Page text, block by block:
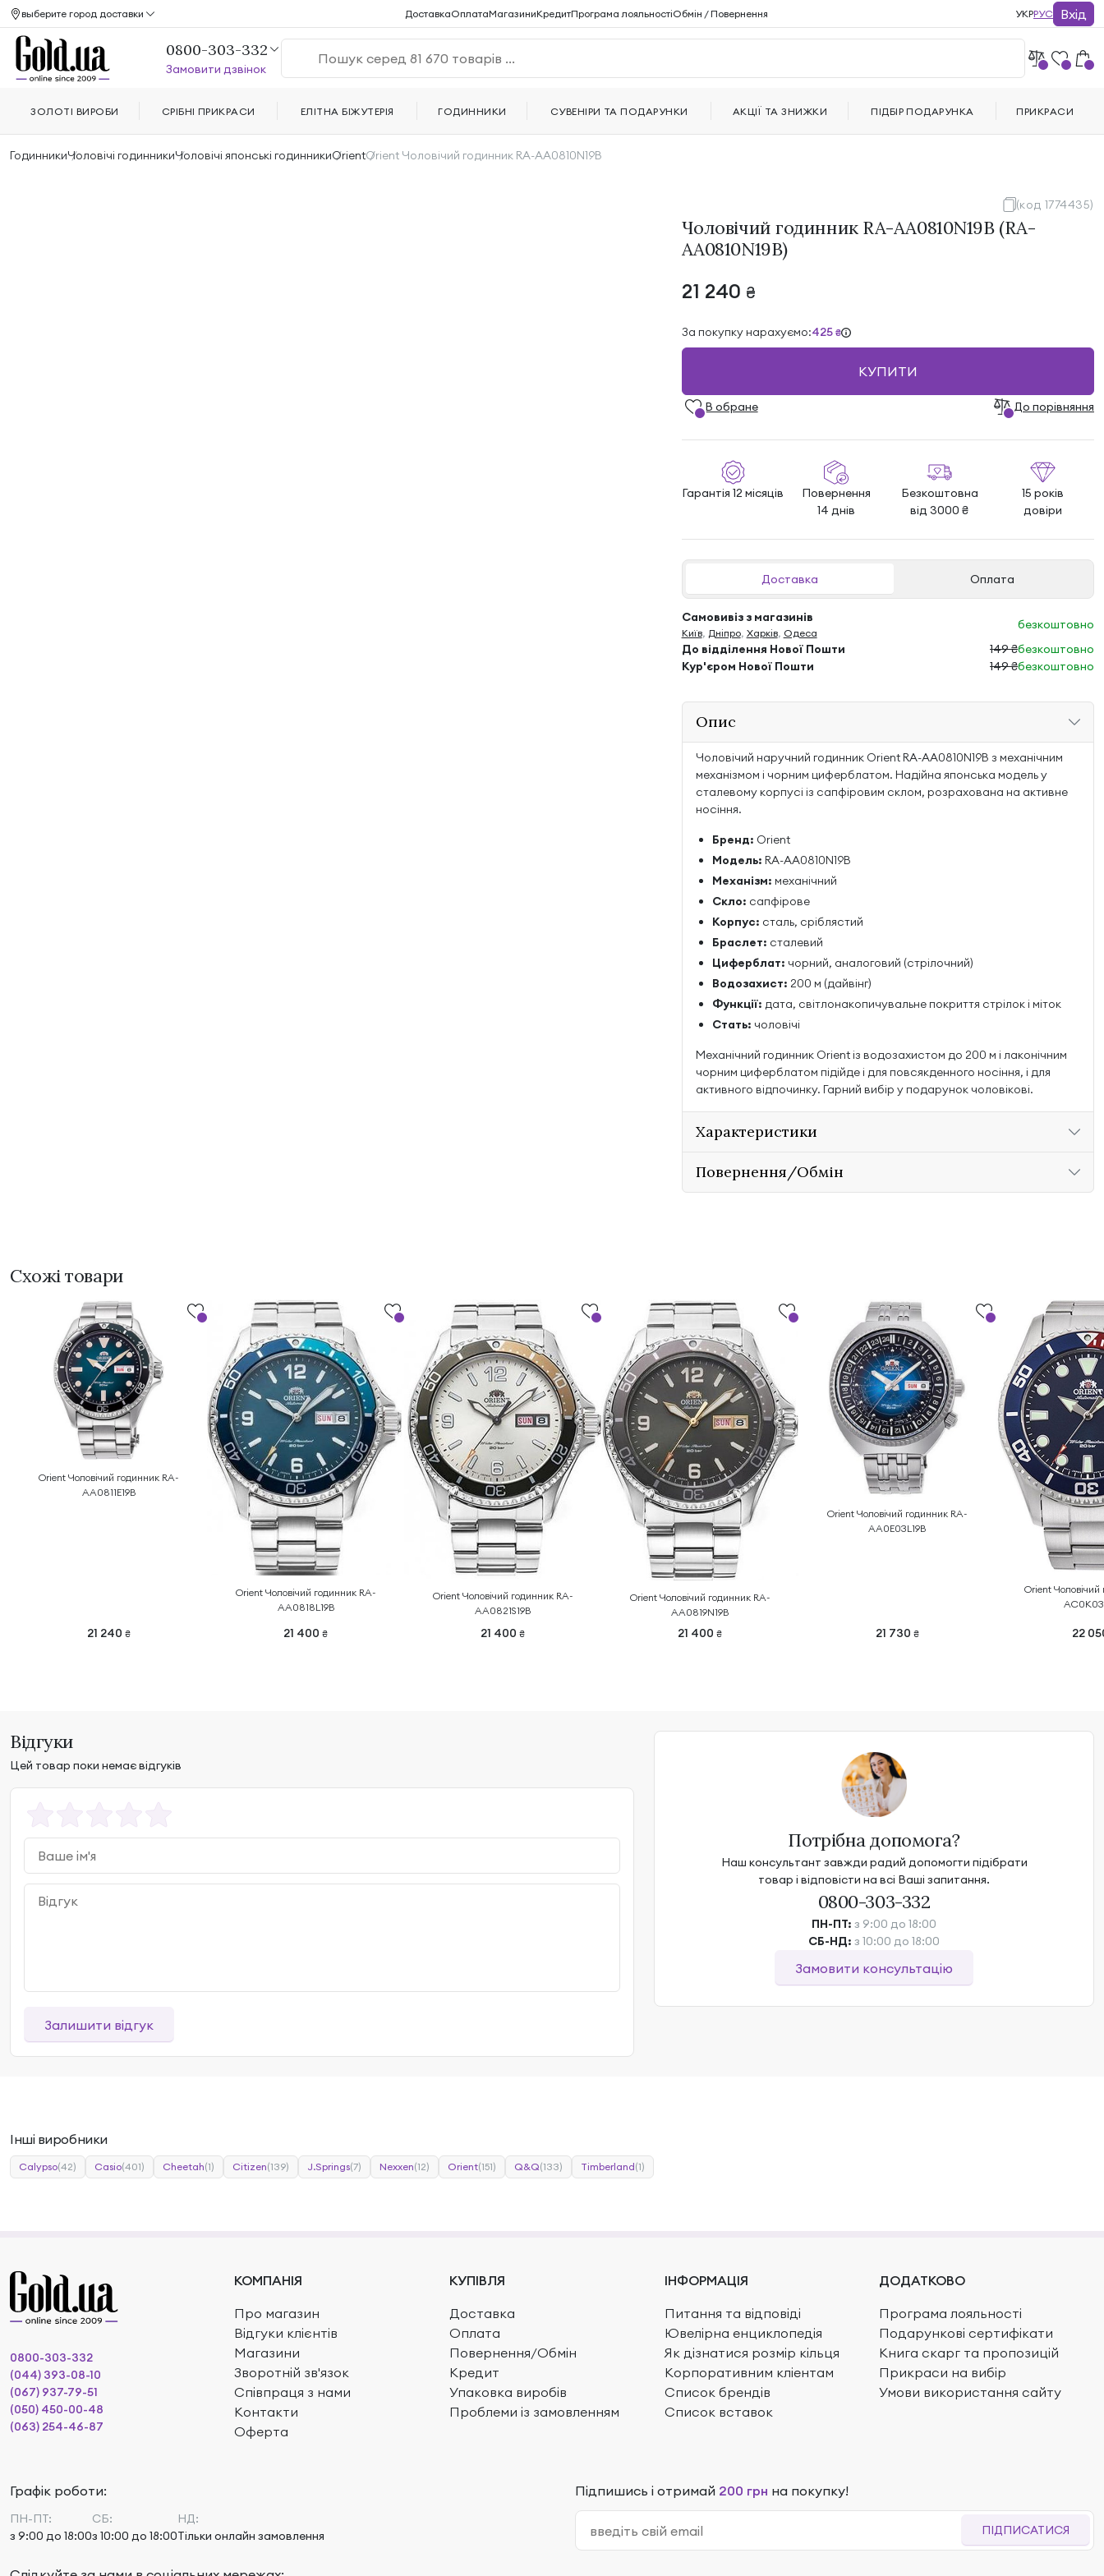
ГодинникиЧоловічі годинникиЧоловічі японські годинникиOrientOrient Чоловічий годинник RA-AA0810N19B
(код 1774435)
Чоловічий годинник RA-AA0810N19B (RA-
AA0810N19B)
21 240 ₴
За покупку нарахуємо:425 ₴
КУПИТИ
В обране До порівняння
Гарантія 12 місяців
Повернення
14 днів
Безкоштовна
від 3000 ₴
15 років
довіри
Доставка Оплата
Самовивіз з магазинів
Київ, Дніпро, Харків, Одеса
безкоштовно
До відділення Нової Пошти
149 ₴безкоштовно
Кур'єром Нової Пошти
149 ₴безкоштовно
Опис
Чоловічий наручний годинник Orient RA-AA0810N19B з механічним
механізмом і чорним циферблатом. Надійна японська модель у
сталевому корпусі із сапфіровим склом, розрахована на активне
носіння.
Бренд: Orient
Модель: RA-AA0810N19B
Механізм: механічний
Скло: сапфірове
Корпус: сталь, сріблястий
Браслет: сталевий
Циферблат: чорний, аналоговий (стрілочний)
Водозахист: 200 м (дайвінг)
Функції: дата, світлонакопичувальне покриття стрілок і міток
Стать: чоловічі
Механічний годинник Orient із водозахистом до 200 м і лаконічним
чорним циферблатом підійде і для повсякденного носіння, і для
активного відпочинку. Гарний вибір у подарунок чоловікові.
Характеристики
Повернення/Обмін
Схожі товари
Orient Чоловічий годинник RA-
AA0811E19B
21 240 ₴
Orient Чоловічий годинник RA-
AA0818L19B
21 400 ₴
Orient Чоловічий годинник RA-
AA0821S19B
21 400 ₴
Orient Чоловічий годинник RA-
AA0819N19B
21 400 ₴
Orient Чоловічий годинник RA-
AA0E03L19B
21 730 ₴
Orient Чоловічий
22
Відгуки
Цей товар поки немає відгуків
Залишити відгук
Потрібна допомога?
Наш консультант завжди радий допомогти підібрати
товар і відповісти на всі Ваші запитання.
0800-303-332
ПН-ПТ: з 9:00 до 18:00
СБ-НД: з 10:00 до 18:00
Замовити консультацію
Інші виробники
Calypso(42) Casio(401) Cheetah(1) Citizen(139) J.Springs(7) Nexxen(12) Orient(151) Q&Q(133) Timberland(1)
выберите город доставки ДоставкаОплатаМагазиниКредитПрограма лояльностіОбмін / Повернення УКРРУС Вхід
0800-303-332
Замовити дзвінок
ЗОЛОТІ ВИРОБИ СРІБНІ ПРИКРАСИ ЕЛІТНА БІЖУТЕРІЯ ГОДИННИКИ СУВЕНІРИ ТА ПОДАРУНКИ АКЦІЇ ТА ЗНИЖКИ ПІДБІР ПОДАРУНКА ПРИКРАСИ
КОМПАНІЯ
Про магазин
Відгуки клієнтів
Магазини
Зворотній зв'язок
Співпраця з нами
Контакти
Оферта
КУПІВЛЯ
Доставка
Оплата
Повернення/Обмін
Кредит
Упаковка виробів
Проблеми із замовленням
ІНФОРМАЦІЯ
Питання та відповіді
Ювелірна енциклопедія
Як дізнатися розмір кільця
Корпоративним кліентам
Список брендів
Список вставок
ДОДАТКОВО
Програма лояльності
Подарункові сертифікати
Книга скарг та пропозицій
Прикраси на вибір
Умови використання сайту
0800-303-332
(044) 393-08-10
(067) 937-79-51
(050) 450-00-48
(063) 254-46-87
Графік роботи:
ПН-ПТ:
з 9:00 до 18:00
СБ:
з 10:00 до 18:00
НД:
Тільки онлайн замовлення
Підпишись і отримай 200 грн на покупку!
ПІДПИСАТИСЯ